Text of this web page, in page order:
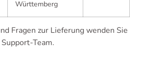
Württemberg
Fragen zur Lieferung wenden Sie
Team.